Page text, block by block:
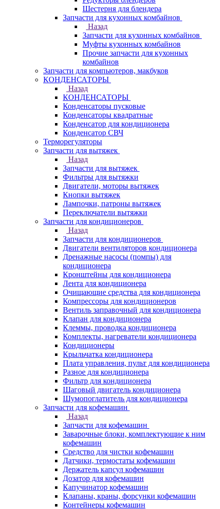
Шестерня для блендера
Запчасти для кухонных комбайнов
Назад
Запчасти для кухонных комбайнов
Муфты кухонных комбайнов
Прочие запчасти для кухонных
комбайнов
Запчасти для компьютеров, макбуков
КОНДЕНСАТОРЫ
Назад
КОНДЕНСАТОРЫ
Конденсаторы пусковые
Конденсаторы квадратные
Конденсатор для кондиционера
Конденсатор СВЧ
Терморегуляторы
Запчасти для вытяжек
Назад
Запчасти для вытяжек
Фильтры для вытяжки
Двигатели, моторы вытяжек
Кнопки вытяжек
Лампочки, патроны вытяжек
Переключатели вытяжки
Запчасти для кондиционеров
Назад
Запчасти для кондиционеров
Двигатели вентиляторов кондиционера
Дренажные насосы (помпы) для
кондиционера
Кронштейны для кондиционера
Лента для кондиционера
Очищающие средства для кондиционера
Компрессоры для кондиционеров
Вентиль заправочный для кондиционера
Клапан для кондиционера
Клеммы, проводка кондиционера
Комплекты, нагреватели кондиционера
Кондиционеры
Крыльчатка кондиционера
Плата управления, пульт для кондиционера
Разное для кондиционера
Фильтр для кондиционера
Шаговый двигатель кондиционера
Шумопоглатитель для кондиционера
Запчасти для кофемашин
Назад
Запчасти для кофемашин
Заварочные блоки, комплектующие к ним
кофемашин
Средство для чистки кофемашин
Датчики, термостаты кофемашин
Держатель капсул кофемашин
Дозатор для кофемашин
Капучинатор кофемашин
Клапаны, краны, форсунки кофемашин
Контейнеры кофемашин